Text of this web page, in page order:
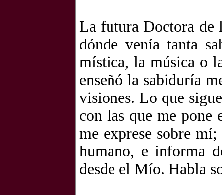
La futura Doctora de
dónde venía tanta
mística, la música o
enseñó la sabiduría
visiones. Lo que
con las que me pone
me exprese sobre
humano, e informa
desde el Mío. Habla